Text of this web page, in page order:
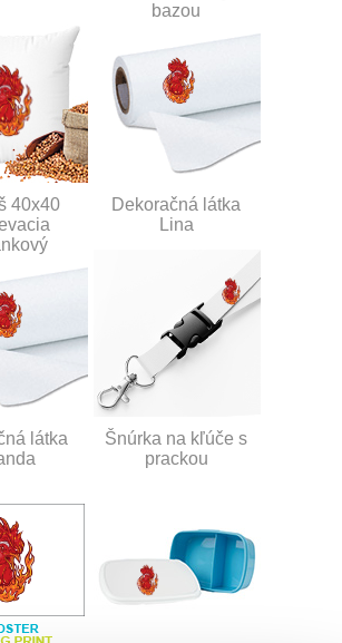
bazou
40x40
Dekoračná látka
Lina
látka
Šnúrka na kľúče s
prackou